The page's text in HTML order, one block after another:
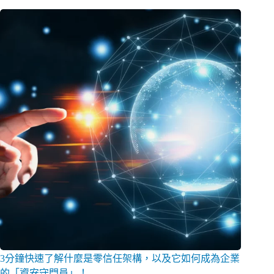
3分鐘快速了解什麼是零信任架構，以及它如何成為企業